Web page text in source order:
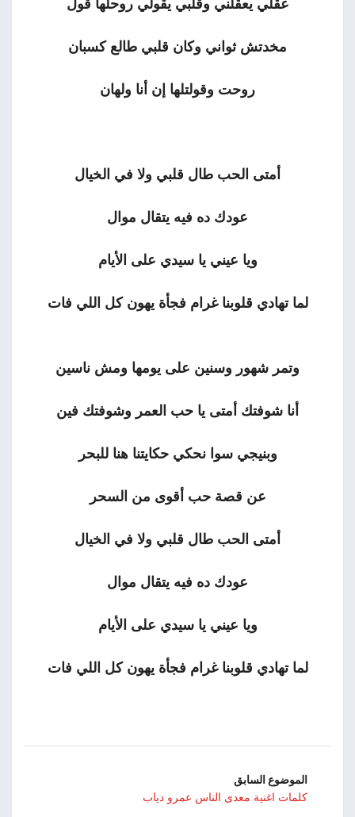
عقلي يعقلني وقلبي يقولي روحلها قول
مخدتش ثواني وكان قلبي طالع كسبان
روحت وقولتلها إن أنا ولهان
أمتى الحب طال قلبي ولا في الخيال
عودك ده فيه يتقال موال
ويا عيني يا سيدي على الأيام
لما تهادي قلوبنا غرام فجأة يهون كل اللي فات
وتمر شهور وسنين على يومها ومش ناسين
أنا شوفتك أمتى يا حب العمر وشوفتك فين
وبنيجي سوا نحكي حكايتنا هنا للبحر
عن قصة حب أقوى من السحر
أمتى الحب طال قلبي ولا في الخيال
عودك ده فيه يتقال موال
ويا عيني يا سيدي على الأيام
لما تهادي قلوبنا غرام فجأة يهون كل اللي فات
الموضوع السابق
كلمات اغنية معدى الناس عمرو دياب